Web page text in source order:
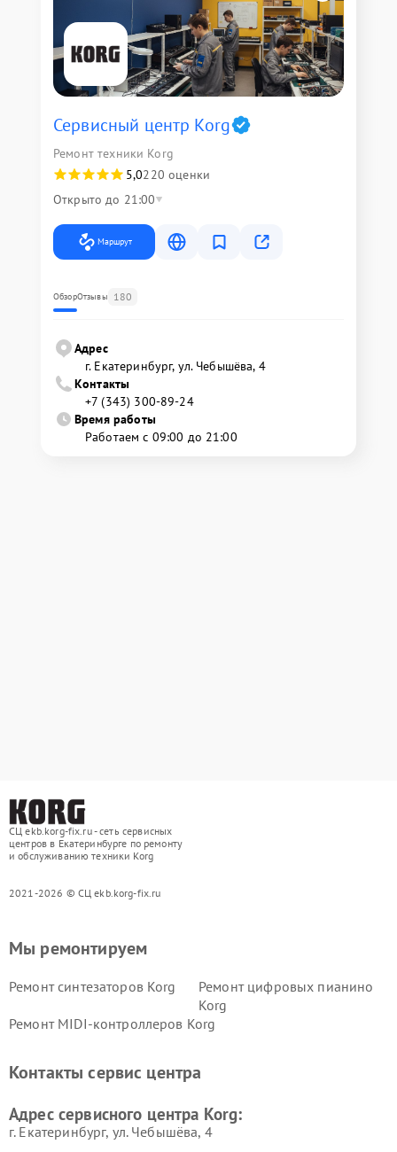
Сервисный центр Korg
Ремонт техники Korg
5,0220 оценки
Открыто до 21:00
Маршрут
ОбзорОтзывы 180
Адрес
г. Екатеринбург, ул. Чебышёва, 4
Контакты
+7 (343) 300-89-24
Время работы
Работаем с 09:00 до 21:00
СЦ ekb.korg-fix.ru - сеть сервисных
центров в Екатеринбурге по ремонту
и обслуживанию техники Korg
2021-2026 © СЦ ekb.korg-fix.ru
Мы ремонтируем
Ремонт синтезаторов Korg
Ремонт цифровых пианино
Korg
Ремонт MIDI-контроллеров Korg
Контакты сервис центра
Адрес сервисного центра Korg:
г. Екатеринбург, ул. Чебышёва, 4